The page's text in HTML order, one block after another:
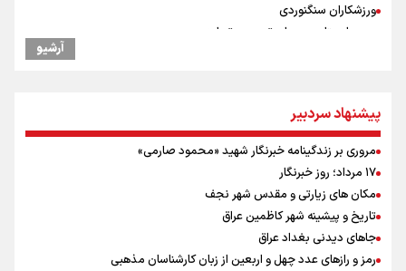
ورزشکاران سنگنوردی
یمن، ایستاده در برابر تحریم و تجاوز
رئیس جمهور : آیا انجام مذاکرات باعث بروز جنگ شد؟
پزشکیان : آمریکا تلاش می‌کند همسایگان را علیه ما بسیج کند
افتتاحیه جشنواره نمايش عروسكى تهران-مبارك
خطیب جمعه تهران: دشمن شکست مفتضحانه خورده و به التماس افتاده،
ادبیات باخت را هم بلد نیست
دلیل تأکید پزشکیان بر اجرای طرح محله‌محوری و مسجدمحوری چیست؟
خبر سخنگوی کمیسیون امنیت از توافق در چارچوب کلی مذاکرات ایران و
عمان بر سر تنگه هرمز
آرشیو
پیشنهاد سردبیر
مروری بر زندگینامه خبرنگار شهید «محمود صارمی»
۱۷ مرداد؛ روز خبرنگار
مکان های زیارتی و مقدس شهر نجف
تاریخ و پیشینه شهر کاظمین عراق
جاهای دیدنی بغداد عراق
رمز و رازهای عدد چهل و اربعین از زبان کارشناسان مذهبی